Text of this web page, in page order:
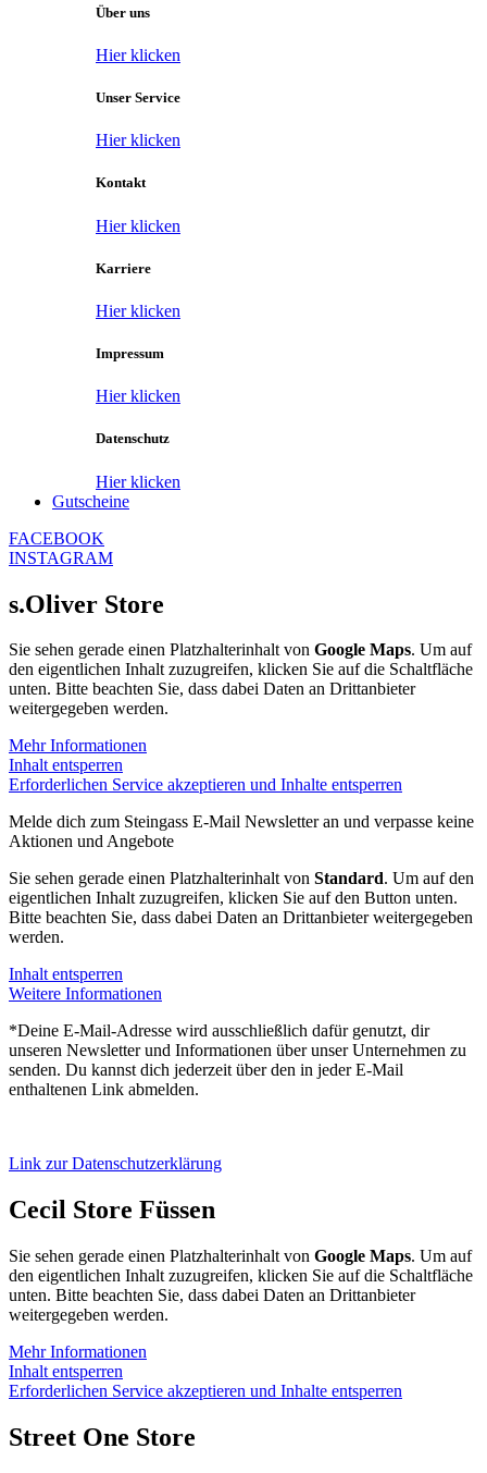
Über uns
Hier klicken
Unser Service
Hier klicken
Kontakt
Hier klicken
Karriere
Hier klicken
Impressum
Hier klicken
Datenschutz
Hier klicken
Gutscheine
FACEBOOK
INSTAGRAM
s.Oliver Store
Sie sehen gerade einen Platzhalterinhalt von Google Maps. Um auf
den eigentlichen Inhalt zuzugreifen, klicken Sie auf die Schaltfläche
unten. Bitte beachten Sie, dass dabei Daten an Drittanbieter
weitergegeben werden.
Mehr Informationen
Inhalt entsperren
Erforderlichen Service akzeptieren und Inhalte entsperren
Melde dich zum Steingass E-Mail Newsletter an und verpasse keine
Aktionen und Angebote
Sie sehen gerade einen Platzhalterinhalt von Standard. Um auf den
eigentlichen Inhalt zuzugreifen, klicken Sie auf den Button unten.
Bitte beachten Sie, dass dabei Daten an Drittanbieter weitergegeben
werden.
Inhalt entsperren
Weitere Informationen
*Deine E-Mail-Adresse wird ausschließlich dafür genutzt, dir
unseren Newsletter und Informationen über unser Unternehmen zu
senden. Du kannst dich jederzeit über den in jeder E-Mail
enthaltenen Link abmelden.
Link zur Datenschutzerklärung
Cecil Store Füssen
Sie sehen gerade einen Platzhalterinhalt von Google Maps. Um auf
den eigentlichen Inhalt zuzugreifen, klicken Sie auf die Schaltfläche
unten. Bitte beachten Sie, dass dabei Daten an Drittanbieter
weitergegeben werden.
Mehr Informationen
Inhalt entsperren
Erforderlichen Service akzeptieren und Inhalte entsperren
Street One Store